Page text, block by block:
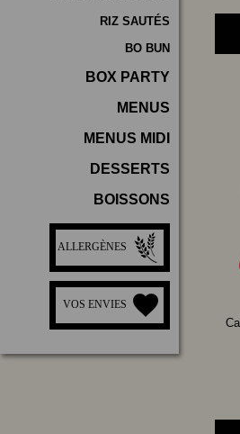
RIZ SAUTÉS
BO BUN
BOX PARTY
MENUS
MENUS MIDI
DESSERTS
BOISSONS
ALLERGÈNES
VOS ENVIES